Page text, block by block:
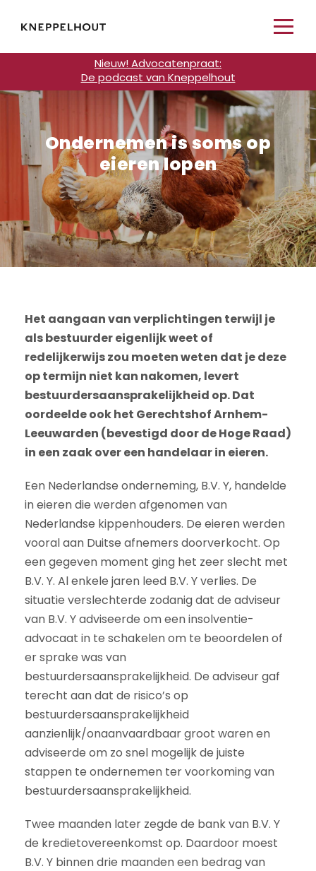
Nieuw! Advocatenpraat:
De podcast van Kneppelhout
Ondernemen is soms op
eieren lopen
Het aangaan van verplichtingen terwijl je
als bestuurder eigenlijk weet of
redelijkerwijs zou moeten weten dat je deze
op termijn niet kan nakomen, levert
bestuurdersaansprakelijkheid op. Dat
oordeelde ook het Gerechtshof Arnhem-
Leeuwarden (bevestigd door de Hoge Raad)
in een zaak over een handelaar in eieren.
Een Nederlandse onderneming, B.V. Y, handelde
in eieren die werden afgenomen van
Nederlandse kippenhouders. De eieren werden
vooral aan Duitse afnemers doorverkocht. Op
een gegeven moment ging het zeer slecht met
B.V. Y. Al enkele jaren leed B.V. Y verlies. De
situatie verslechterde zodanig dat de adviseur
van B.V. Y adviseerde om een insolventie-
advocaat in te schakelen om te beoordelen of
er sprake was van
bestuurdersaansprakelijkheid. De adviseur gaf
terecht aan dat de risico’s op
bestuurdersaansprakelijkheid
aanzienlijk/onaanvaardbaar groot waren en
adviseerde om zo snel mogelijk de juiste
stappen te ondernemen ter voorkoming van
bestuurdersaansprakelijkheid.
Twee maanden later zegde de bank van B.V. Y
de kredietovereenkomst op. Daardoor moest
B.V. Y binnen drie maanden een bedrag van